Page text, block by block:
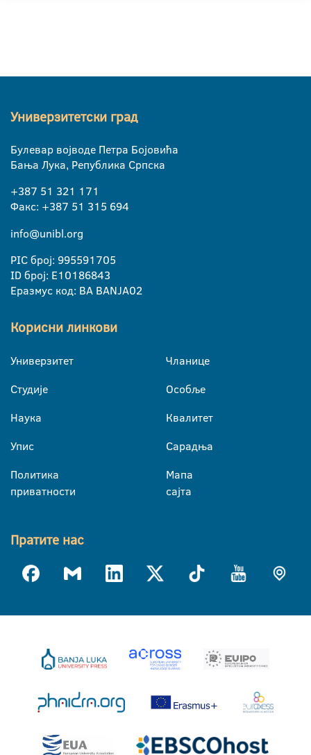
Универзитетски град
Булевар војводе Петра Бојовића
Бања Лука, Република Српска
+387 51 321 171
Факс: +387 51 315 694
info@unibl.org
PIC број: 995591705
ID број: E10186843
Еразмус код: BA BANJA02
Корисни линкови
Универзитет
Студије
Наука
Упис
Политика
приватности
Чланице
Особље
Квалитет
Сарадња
Мапа
сајта
Пратите нас